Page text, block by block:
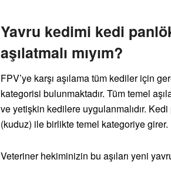
Yavru kedimi kedi
aşılatmalı mıyım?
FPV’ye karşı aşılama tüm kediler için
kategorisi bulunmaktadır. Tüm temel
ve yetişkin kedilere uygulanmalıdır.
(kuduz) ile birlikte temel kategoriye girer.
Veteriner hekiminizin bu aşıları yeni